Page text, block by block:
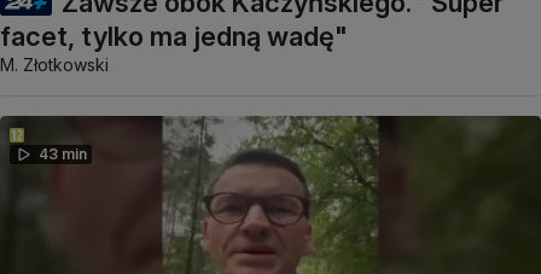
facet, tylko ma jedną wadę"
M. Złotkowski
43 min